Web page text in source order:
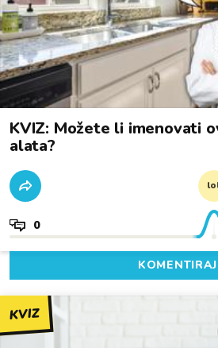
KVIZ: Možete li imenovati
alata?
0
KOMENTIRAJ
KVIZ